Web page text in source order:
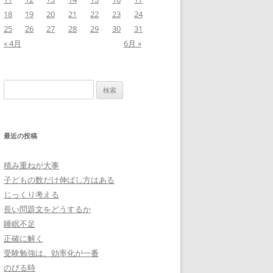
18
19 20 21 22 23
24
25
26 27 28 29 30
31
« 4月
6月 »
索:
最近の投稿
積み重ねが大事
子どもの数だけ伸ばし方はある
じっくり考える
長い問題文をどうするか
睡眠不足
正確に解く
受験勉強は、効率化が一番
のびる時